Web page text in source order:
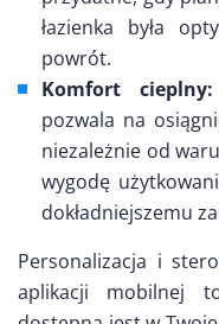
łazienka była
powrót.
Komfort cieplny:
pozwala na
niezależnie od
wygodę
dokładniejszemu
Personalizacja i
aplikacji mobilnej